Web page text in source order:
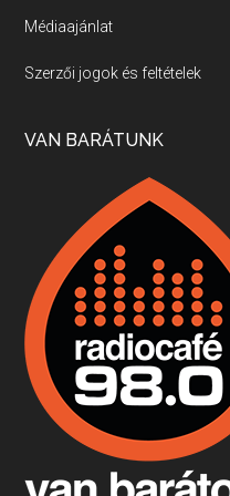
Villány, kékfrankos,
Apr 17, 2026 • 00:35:38
Boston, teadélután,
Apr 9, 2026 • 00:37:17
Fermentáljunk, a
Apr 3, 2026 • 00:36:07
Médiaajánlat
Szerzői jogok és feltételek
VAN BARÁTUNK